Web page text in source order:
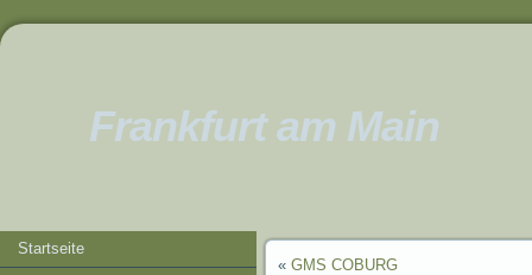
Frankfurt am Main
Startseite
« GMS COBURG